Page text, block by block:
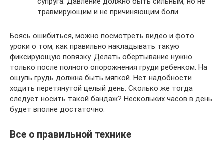
травмирующим и не причиняющим боли.
Боясь ошибиться, можно посмотреть видео и фото
уроки о том, как правильно накладывать такую
фиксирующую повязку. Делать обертывание нужно
только после полного опорожнения груди ребенком. На
ощупь грудь должна быть мягкой. Нет надобности
ходить перетянутой целый день. Сколько же тогда
следует носить такой бандаж? Нескольких часов в день
будет вполне достаточно.
Все о правильной технике